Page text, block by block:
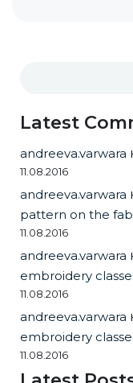
Latest
andreeva.varwara
11.08.2016
andreeva.varwara
pattern on the
11.08.2016
andreeva.varwara
embroidery
11.08.2016
andreeva.varwara
embroidery
11.08.2016